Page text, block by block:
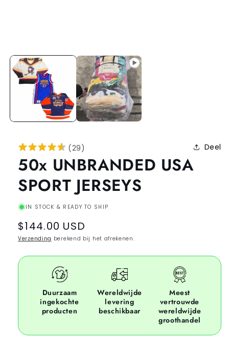
(29) Deel
50x UNBRANDED USA
SPORT JERSEYS
IN STOCK & READY TO SHIP
Regular
price
$144.00 USD
Verzending berekend bij het afrekenen.
Duurzaam
ingekochte
producten
Wereldwijde
levering
beschikbaar
Meest
vertrouwde
wereldwijde
groothandel